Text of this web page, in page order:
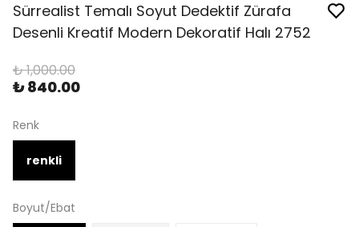
Sürrealist Temalı Soyut Dedektif Zürafa
Desenli Kreatif Modern Dekoratif Halı 2752
₺ 1,000.00
₺ 840.00
Renk
renkli
Boyut/Ebat